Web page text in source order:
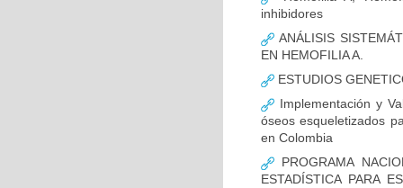
inhibidores
ANÁLISIS
EN HEMOFILIA A.
ESTUDIOS
Implementación y
óseos esqueletizados
en Colombia
PROGRAMA
ESTADÍSTICA PARA